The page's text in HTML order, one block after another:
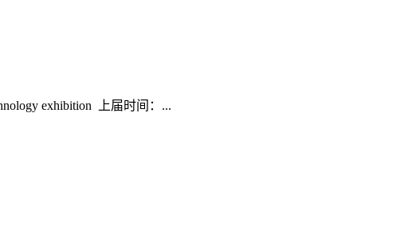
exhibition 上届时间：...